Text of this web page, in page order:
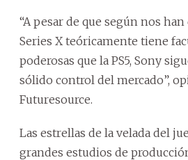
“A pesar de que según nos
Series X teóricamente tiene
poderosas que la PS5, Sony
sólido control del mercado”,
Futuresource.
Las estrellas de la velada del
grandes estudios de